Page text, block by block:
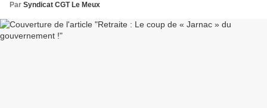
Par Syndicat CGT Le Meux